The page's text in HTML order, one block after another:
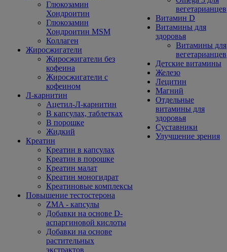
Глюкозамин
Хондроитин
Глюкозамин
Хондроитин MSM
Коллаген
Жиросжигатели
Жиросжигатели без
кофеина
Жиросжигатели с
кофеином
Л-карнитин
Ацетил-Л-карнитин
В капсулах, таблетках
В порошке
Жидкий
Креатин
Креатин в капсулах
Креатин в порошке
Креатин малат
Креатин моногидрат
Креатиновые комплексы
Повышение тестостерона
ZMA - капсулы
Добавки на основе D-
аспаргиновой кислоты
Добавки на основе
растительных
экстрактов
вегетарианцев
Витамин D
Витамины для
здоровья
Витамины для
вегетарианцев
Детские витамины
Железо
Лецитин
Магний
Отдельные
витамины для
здоровья
Суставники
Улучшение зрения